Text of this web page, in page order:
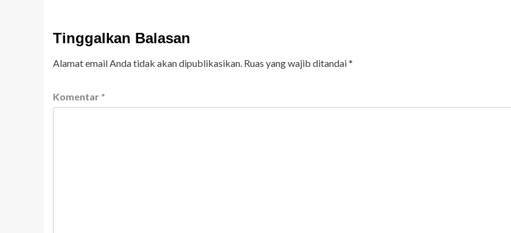
Tinggalkan Balasan
Alamat email Anda tidak akan dipublikasikan. Ruas yang wajib ditandai*
Komentar *